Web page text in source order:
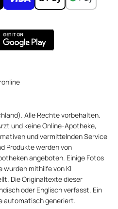
Alle Rechte vorbehalten.
und keine Online-Apotheke,
und vermittelnden Service
Produkte werden von
angeboten. Einige Fotos
wurden mithilfe von KI
Die Originaltexte dieser
oder Englisch verfasst. Ein
automatisch generiert.